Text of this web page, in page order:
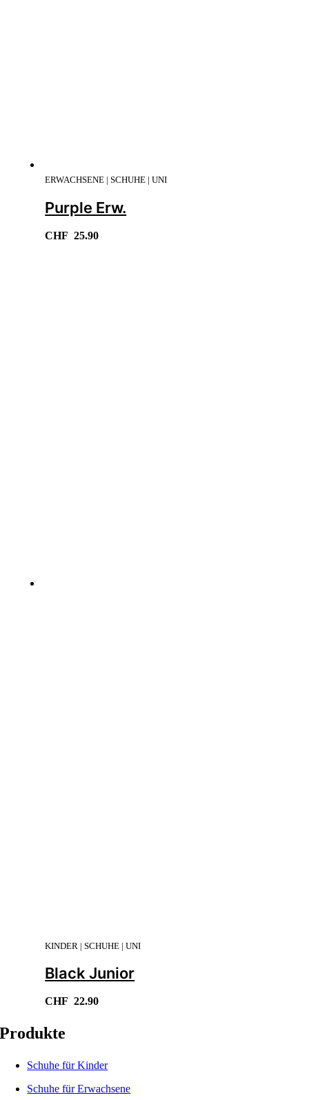
ERWACHSENE | SCHUHE | UNI
Purple Erw.
CHF 25.90
KINDER | SCHUHE | UNI
Black Junior
CHF 22.90
Produkte
Schuhe für Kinder
Schuhe für Erwachsene